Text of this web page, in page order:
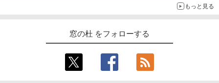
もっと見る
窓の杜 をフォローする